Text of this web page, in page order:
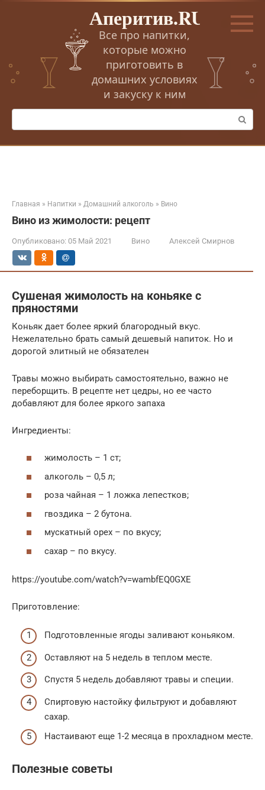
Перейти
Аперитив.RU
Все про напитки,
которые можно
приготовить в
домашних условиях
и закуску к ним
Поиск:
Главная » Напитки » Домашний алкоголь » Вино
Вино из жимолости: рецепт
Опубликовано: 05 Май 2021 Вино Алексей Смирнов
Сушеная жимолость на коньяке с
пряностями
Коньяк дает более яркий благородный вкус.
Нежелательно брать самый дешевый напиток. Но и
дорогой элитный не обязателен
Травы можно выбирать самостоятельно, важно не
переборщить. В рецепте нет цедры, но ее часто
добавляют для более яркого запаха
Ингредиенты:
жимолость – 1 ст;
алкоголь – 0,5 л;
роза чайная – 1 ложка лепестков;
гвоздика – 2 бутона.
мускатный орех – по вкусу;
сахар – по вкусу.
https://youtube.com/watch?v=wambfEQ0GXE
Приготовление:
Подготовленные ягоды заливают коньяком.
Оставляют на 5 недель в теплом месте.
Спустя 5 недель добавляют травы и специи.
Спиртовую настойку фильтруют и добавляют
сахар.
Настаивают еще 1-2 месяца в прохладном месте.
Полезные советы